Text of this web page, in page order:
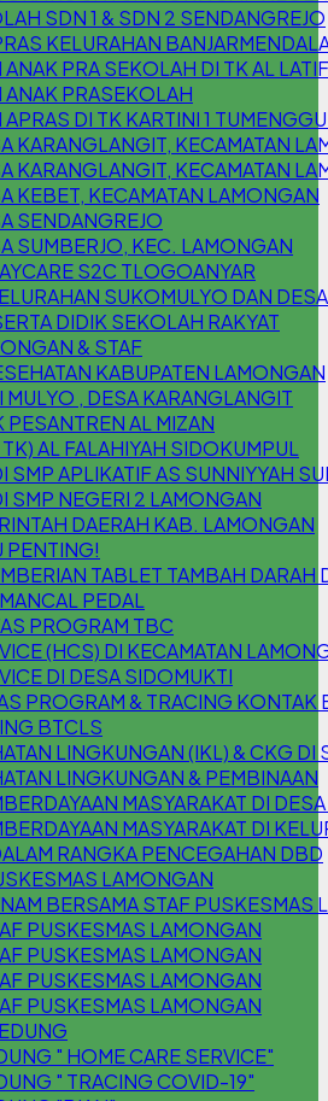
SDN 1 & SDN 2 SENDANGREJO
KELURAHAN
PRA SEKOLAH DI TK AL
PRASEKOLAH
DI TK KARTINI 1
KARANGLANGIT, KECAMATAN
KARANGLANGIT, KECAMATAN
KEBET, KECAMATAN LAMONGAN
SENDANGREJO
SUMBERJO, KEC. LAMONGAN
S2C TLOGOANYAR
SUKOMULYO DAN
DIDIK SEKOLAH RAKYAT
& STAF
KABUPATEN LAMONGAN
MULYO , DESA KARANGLANGIT
AL MIZAN
AL FALAHIYAH SIDOKUMPUL
SMP APLIKATIF AS SUNNIYYAH
SMP NEGERI 2 LAMONGAN
DAERAH KAB. LAMONGAN
PENTING!
TABLET TAMBAH DARAH
PEDAL
PROGRAM TBC
(HCS) DI KECAMATAN
DI DESA SIDOMUKTI
PROGRAM & TRACING KONTAK
BTCLS
LINGKUNGAN (IKL) & CKG DI
LINGKUNGAN & PEMBINAAN
MASYARAKAT DI
MASYARAKAT DI
RANGKA PENCEGAHAN DBD
LAMONGAN
BERSAMA STAF PUSKESMAS
PUSKESMAS LAMONGAN
PUSKESMAS LAMONGAN
PUSKESMAS LAMONGAN
PUSKESMAS LAMONGAN
" HOME CARE SERVICE"
" TRACING COVID-19"